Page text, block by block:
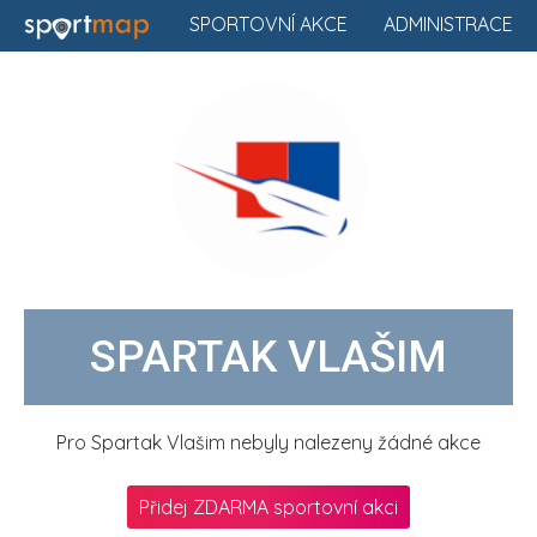
ADMINISTRACE
SPORTOVNÍ AKCE
SPARTAK VLAŠIM
Pro Spartak Vlašim nebyly nalezeny žádné akce
Přidej ZDARMA sportovní akci